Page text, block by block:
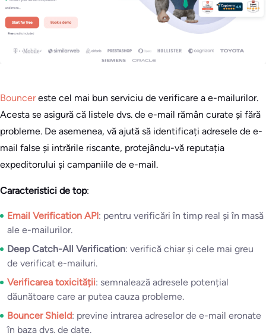
Bouncereste cel mai bun serviciu de verificare a e-mailurilor.
Acesta se asigură că listele dvs. de e-mail rămân curate și fără
probleme. De asemenea, vă ajută să identificați adresele de e-
mail false și intrările riscante, protejându-vă reputația
expeditorului și campaniile de e-mail.
Caracteristici de top:
Email Verification API: pentru verificări în timp real și în masă
ale e-mailurilor.
Deep Catch-All Verification: verifică chiar și cele mai greu
de verificat e-mailuri.
Verificarea toxicității: semnalează adresele potențial
dăunătoare care ar putea cauza probleme.
Bouncer Shield: previne intrarea adreselor de e-mail eronate
în baza dvs. de date.